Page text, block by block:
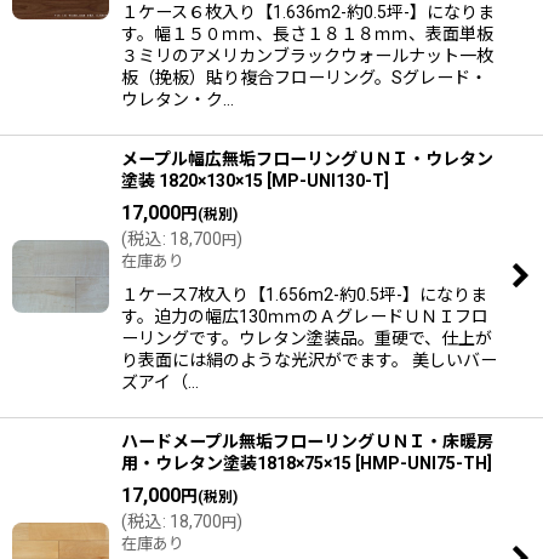
１ケース６枚入り【1.636m2-約0.5坪-】になりま
す。幅１５０ｍｍ、長さ１８１８ｍｍ、表面単板
３ミリのアメリカンブラックウォールナット一枚
板（挽板）貼り複合フローリング。Sグレード・
ウレタン・ク…
メープル幅広無垢フローリングＵＮＩ・ウレタン
塗装 1820×130×15
MP-UNI130-T
17,000円 (税別)
(税込: 18,700円)
在庫あり
１ケース7枚入り【1.656m2-約0.5坪-】になりま
す。迫力の幅広130ｍｍのＡグレードＵＮＩフロ
ーリングです。ウレタン塗装品。重硬で、仕上が
り表面には絹のような光沢がでます。 美しいバー
ズアイ（…
ハードメープル無垢フローリングＵＮＩ・床暖房
用・ウレタン塗装1818×75×15
HMP-UNI75-TH
17,000円 (税別)
(税込: 18,700円)
在庫あり